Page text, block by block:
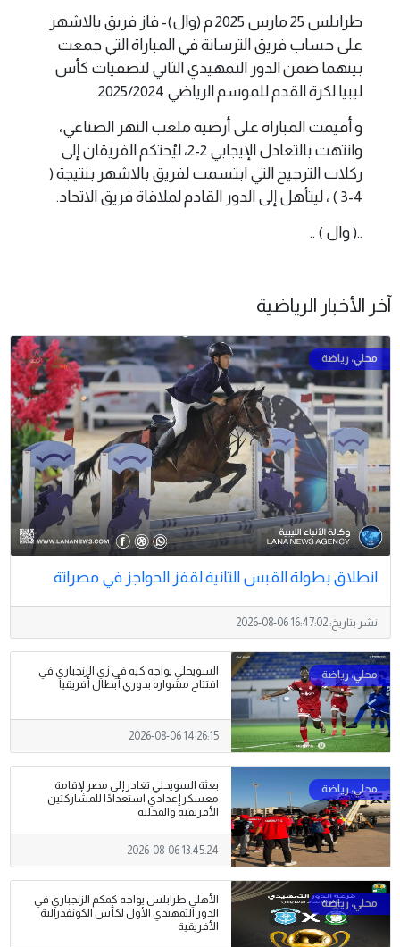
طرابلس 25 مارس 2025 م (وال)- فاز فريق بالاشهر
على حساب فريق الترسانة في المباراة التي جمعت
بينهما ضمن الدور التمهيدي الثاني لتصفيات كأس
ليبيا لكرة القدم للموسم الرياضي 2025/2024.
و أقيمت المباراة على أرضية ملعب النهر الصناعي،
وانتهت بالتعادل الإيجابي 2-2، ليُحتكم الفريقان إلى
ركلات الترجيح التي ابتسمت لفريق بالاشهر بنتيجة (
4-3 ) ، ليتأهل إلى الدور القادم لملاقاة فريق الاتحاد.
..( وال ) ..
آخر الأخبار الرياضية
انطلاق بطولة القبس الثانية لقفز الحواجز في مصراتة
نشر بتاريخ:2026-08-06 16:47:02
السويحلي يواجه كيه في زي الزنجباري في
افتتاح مشواره بدوري أبطال أفريقيا
2026-08-06 14:26:15
بعثة السويحلي تغادر إلى مصر لإقامة
معسكر إعدادي استعدادًا للمشاركتين
الأفريقية والمحلية
2026-08-06 13:45:24
الأهلي طرابلس يواجه كمكم الزنجباري في
الدور التمهيدي الأول لكأس الكونفدرالية
الأفريقية